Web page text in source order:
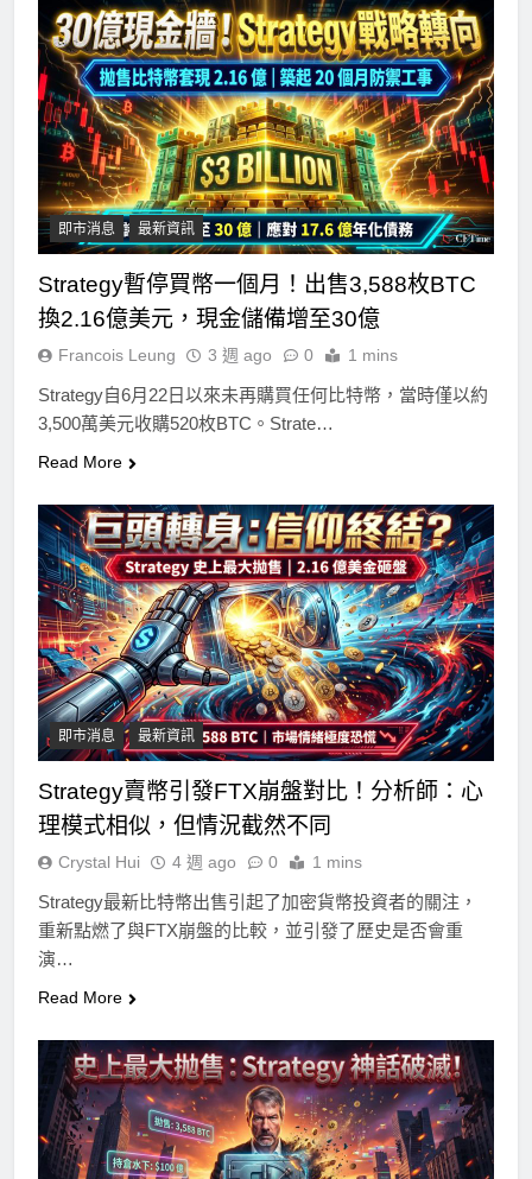
即市消息 最新資訊
Strategy暫停買幣一個月！出售3,588枚BTC
換2.16億美元，現金儲備增至30億
Francois Leung 3 週 ago 0 1 mins
Strategy自6月22日以來未再購買任何比特幣，當時僅以約
3,500萬美元收購520枚BTC。Strate…
Read More
即市消息 最新資訊
Strategy賣幣引發FTX崩盤對比！分析師：心
理模式相似，但情況截然不同
Crystal Hui 4 週 ago 0 1 mins
Strategy最新比特幣出售引起了加密貨幣投資者的關注，
重新點燃了與FTX崩盤的比較，並引發了歷史是否會重
演…
Read More